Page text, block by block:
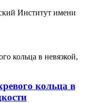
Институт имени
кольца в